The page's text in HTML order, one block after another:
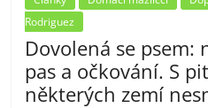
Rodriguez
Dovolená se psem:
pas a očkování. S
některých zemí